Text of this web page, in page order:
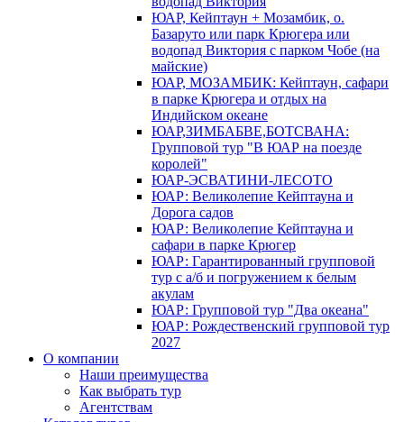
ЮАР, Кейптаун + Мозамбик, о.
Базаруто или парк Крюгера или
водопад Виктория с парком Чобе (на
майские)
ЮАР, МОЗАМБИК: Кейптаун, сафари
в парке Крюгера и отдых на
Индийском океане
ЮАР,ЗИМБАБВЕ,БОТСВАНА:
Групповой тур "В ЮАР на поезде
королей"
ЮАР-ЭСВАТИНИ-ЛЕСОТО
ЮАР: Великолепие Кейптауна и
Дорога садов
ЮАР: Великолепие Кейптауна и
сафари в парке Крюгер
ЮАР: Гарантированный групповой
тур с а/б и погружением к белым
акулам
ЮАР: Групповой тур "Два океана"
ЮАР: Рождественский групповой тур
2027
О компании
Наши преимущества
Как выбрать тур
Агентствам